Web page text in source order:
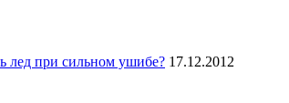
лед при сильном ушибе? 17.12.2012